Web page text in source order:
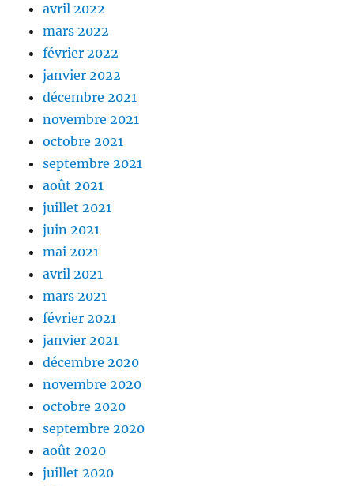
avril 2022
mars 2022
février 2022
janvier 2022
décembre 2021
novembre 2021
octobre 2021
septembre 2021
août 2021
juillet 2021
juin 2021
mai 2021
avril 2021
mars 2021
février 2021
janvier 2021
décembre 2020
novembre 2020
octobre 2020
septembre 2020
août 2020
juillet 2020